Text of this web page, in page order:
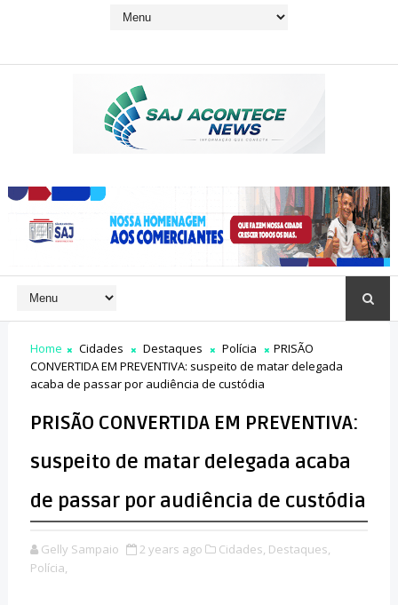
Home Cidades Destaques Polícia
PRISÃO
CONVERTIDA EM PREVENTIVA: suspeito de matar delegada
acaba de passar por audiência de custódia
PRISÃO CONVERTIDA EM PREVENTIVA:
suspeito de matar delegada acaba
de passar por audiência de custódia
Gelly Sampaio 2 years ago Cidades, Destaques,
Polícia,